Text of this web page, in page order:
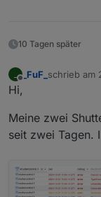
10 Tagen später
_ _FuF_ schrieb am
zuletzt
Hi,
Meine zwei
seit zwei Tagen.